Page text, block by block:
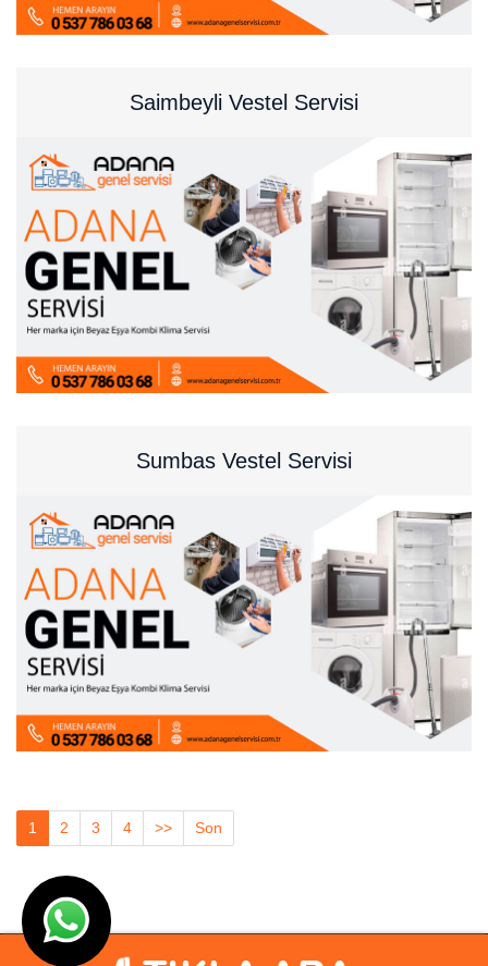
Saimbeyli Vestel Servisi
Sumbas Vestel Servisi
1 2 3 4 >> Son